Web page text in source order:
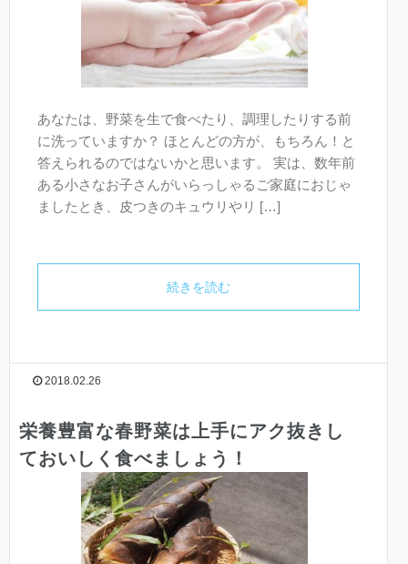
あなたは、野菜を生で食べたり、調理したりする前
に洗っていますか？ ほとんどの方が、もちろん！と
答えられるのではないかと思います。 実は、数年前
ある小さなお子さんがいらっしゃるご家庭におじゃ
ましたとき、皮つきのキュウリやリ […]
続きを読む
2018.02.26
栄養豊富な春野菜は上手にアク抜きし
ておいしく食べましょう！